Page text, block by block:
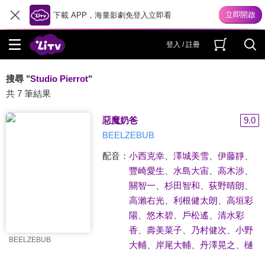
下載 APP，海量影劇免登入立即看
登入 / 註冊
搜尋 "Studio Pierrot"
共 7 筆結果
BEELZEBUB
惡魔奶爸
9.0
BEELZEBUB
配音： 小西克幸、 澤城美雪、 伊藤靜、
豐崎愛生
水島大宙、 高木涉、
關智一
杉田智和 荻野晴朗
高瀨右光、 利根健太朗
高垣彩
陽、 悠木碧、 戶松遙
清水彩
香
壽美菜子、 乃村健次
小野
大輔、 岸尾大輔、 丹澤晃之
樋